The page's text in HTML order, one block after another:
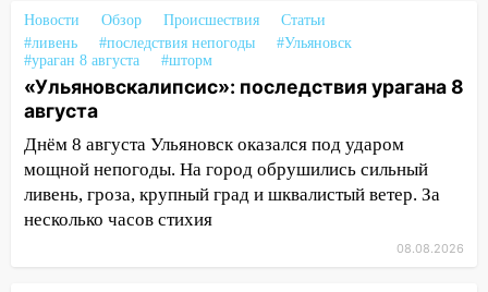
готов, ещё два — почти завершены
17:00 «Ульяновскалипсис»: последствия
урагана 8 августа
16:38
области на 9 августа
16:34 Из-за мощной непогоды в
Ульяновске отменили фестиваль «Наше
Новости Обзор Происшествия
Статьи
#ливень
#последствия непогоды
#Ульяновск
#ураган 8 августа
#шторм
«Ульяновскалипсис»: последствия урагана 8
августа
Днём 8 августа Ульяновск оказался под ударом
мощной непогоды. На город обрушились сильный
ливень, гроза, крупный град и шквалистый ветер. За
несколько часов стихия
08.08.2026